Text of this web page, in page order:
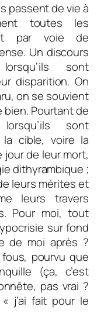
passent de vie à
toutes les
par voie de
Un discours
sont
disparition. On
on se souvient
bien. Pourtant de
sont
cible, voire la
jour de leur mort,
dithyrambique ;
leurs mérites et
leurs travers
Pour moi, tout
sur fond
de moi après ?
fous, pourvu que
(ça, c’est
pas vrai ?
j’ai fait pour le